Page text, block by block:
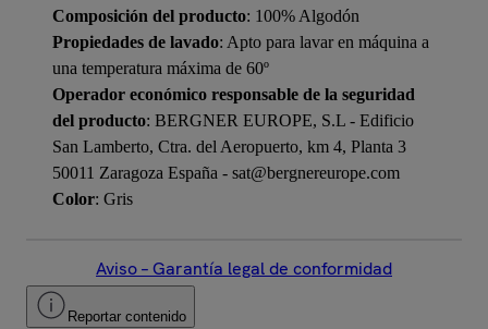
Composición del producto: 100% Algodón
Propiedades de lavado: Apto para lavar en máquina a
una temperatura máxima de 60º
Operador económico responsable de la seguridad
del producto: BERGNER EUROPE, S.L - Edificio
San Lamberto, Ctra. del Aeropuerto, km 4, Planta 3
50011 Zaragoza España - sat@bergnereurope.com
Color: Gris
Aviso – Garantía legal de conformidad
Reportar contenido